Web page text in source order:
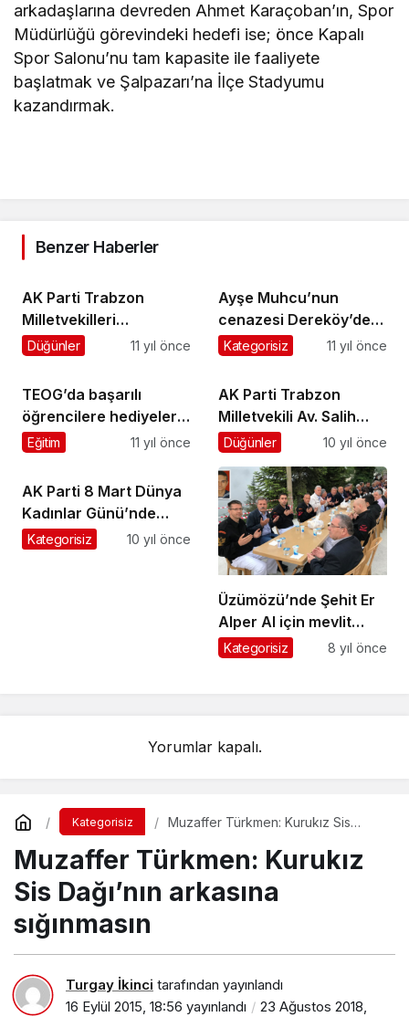
arkadaşlarına devreden Ahmet Karaçoban’ın, Spor
Müdürlüğü görevindeki hedefi ise; önce Kapalı
Spor Salonu’nu tam kapasite ile faaliyete
başlatmak ve Şalpazarı’na İlçe Stadyumu
kazandırmak.
Benzer Haberler
AK Parti Trabzon
Milletvekilleri
Teşekküre Geldi
Düğünler 11 yıl önce
Ayşe Muhcu’nun
cenazesi Dereköy’de
toprağa verildi
Kategorisiz 11 yıl önce
TEOG’da başarılı
öğrencilere hediyeleri
dağıtıldı
Eğitim 11 yıl önce
AK Parti Trabzon
Milletvekili Av. Salih
Cora TBMM’de konuştu
Düğünler 10 yıl önce
AK Parti 8 Mart Dünya
Kadınlar Günü’nde
çiçek dağıttı
Kategorisiz 10 yıl önce
Üzümözü’nde Şehit Er
Alper Al için mevlit
okutuldu, iftar verildi
Kategorisiz 8 yıl önce
Yorumlar kapalı.
Kategorisiz
Muzaffer Türkmen: Kurukız Sis
Muzaffer Türkmen: Kurukız
Sis Dağı’nın arkasına
sığınmasın
Turgay İkinci tarafından yayınlandı
16 Eylül 2015, 18:56 yayınlandı
23 Ağustos 2018,